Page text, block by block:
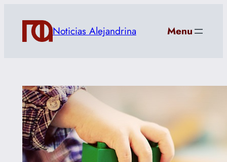
contenido
Noticias Alejandrina Menu